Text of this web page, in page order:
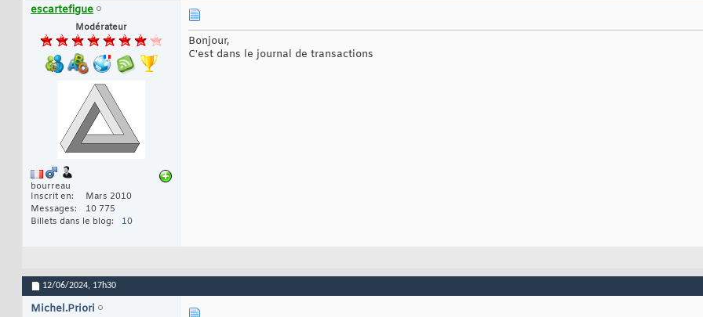
escartefigue
Modérateur
bourreau
Inscrit en
Mars 2010
Messages
10 775
Billets dans le blog
10
Bonjour,
C'est dans le journal de transactions
12/06/2024, 17h30
Michel.Priori